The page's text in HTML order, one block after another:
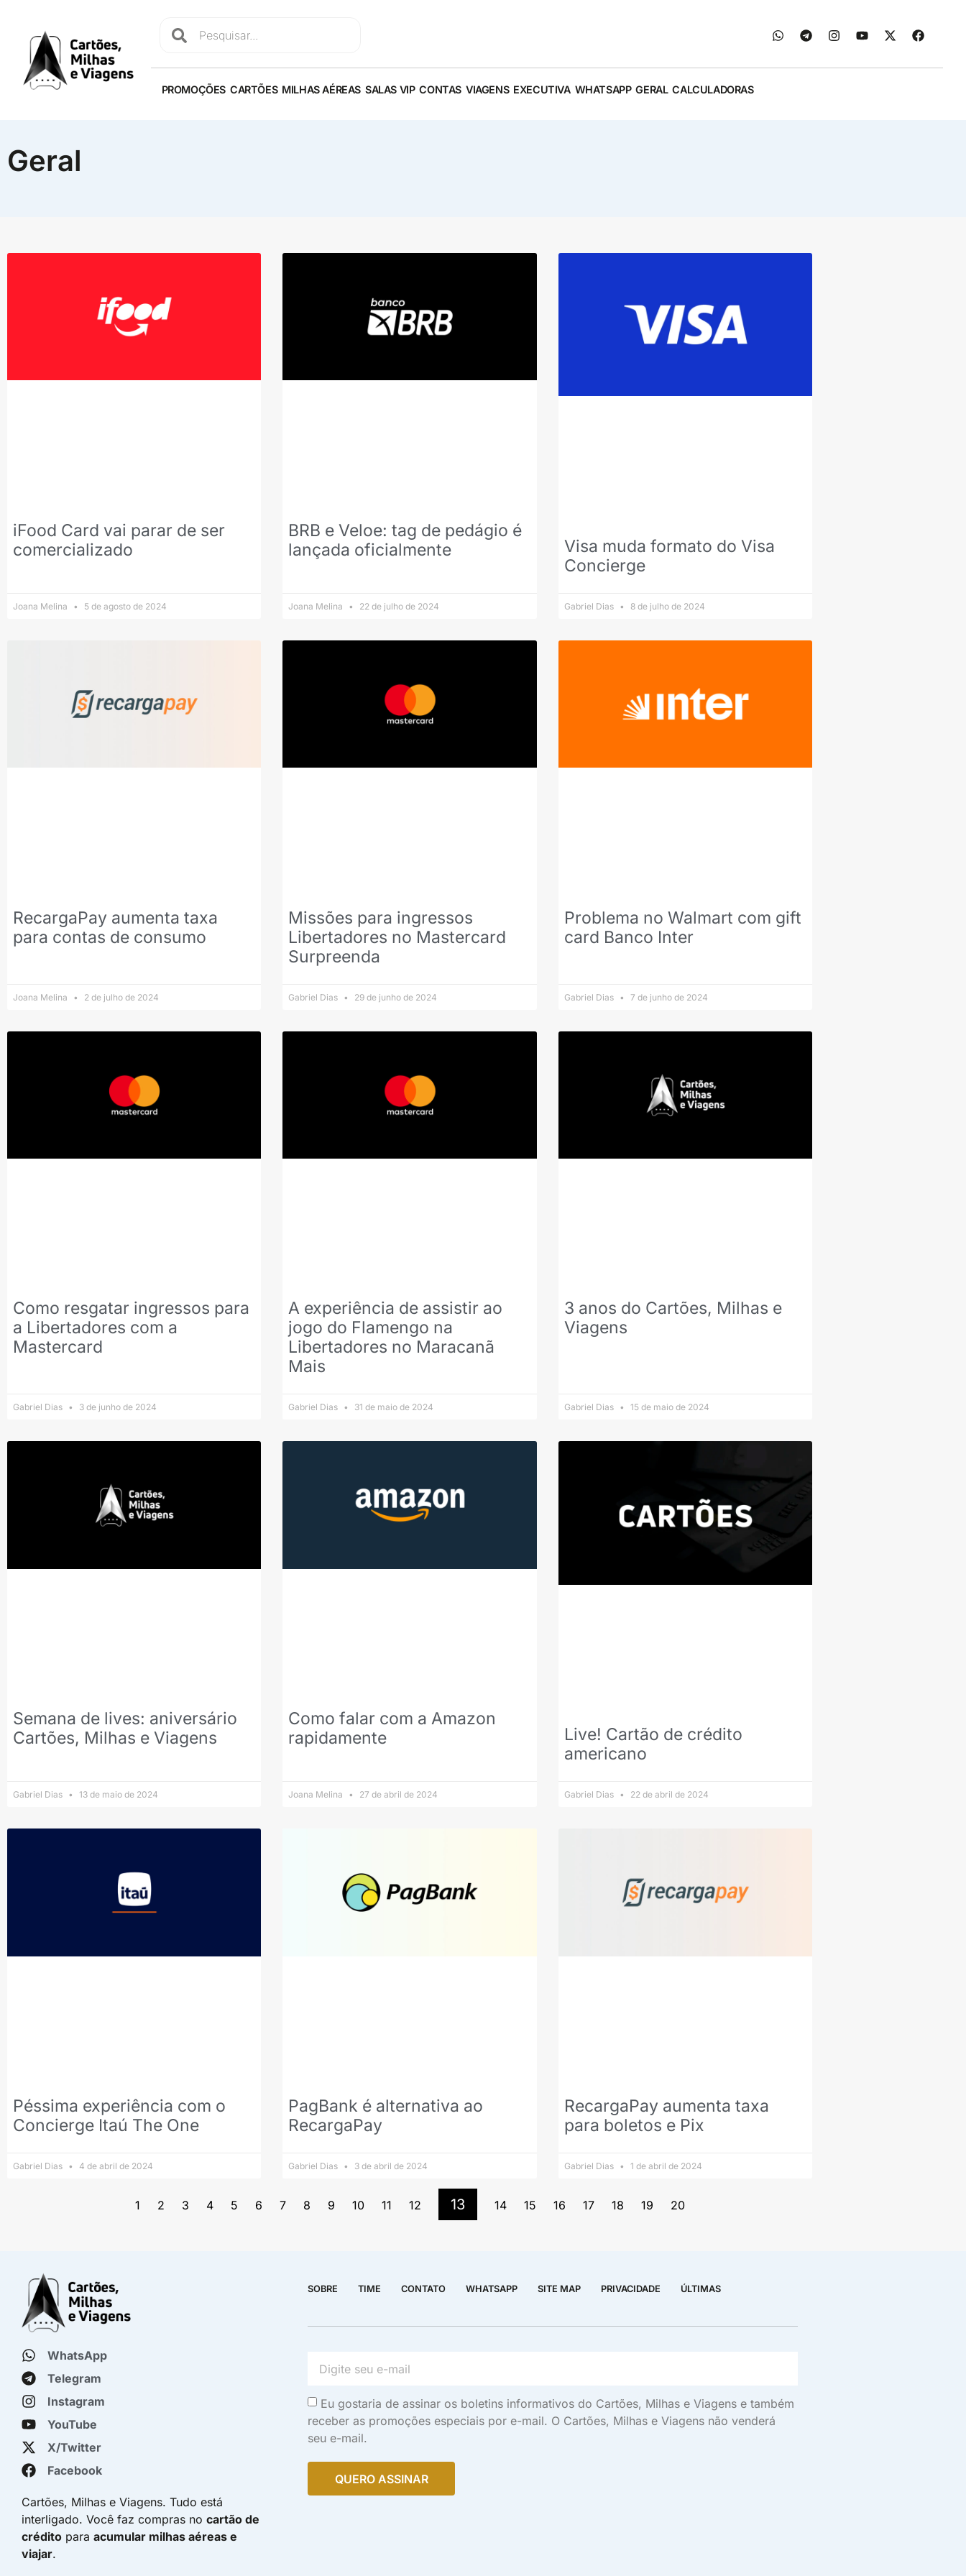
PROMOÇÕES CARTÕES MILHAS AÉREAS SALAS VIP CONTAS VIAGENS EXECUTIVA WHATSAPP GERAL CALCULADORAS
Geral
iFood Card vai parar de ser
comercializado
Joana Melina 5 de agosto de 2024
BRB e Veloe: tag de pedágio é
lançada oficialmente
Joana Melina 22 de julho de 2024
Visa muda formato do Visa
Concierge
Gabriel Dias 8 de julho de 2024
RecargaPay aumenta taxa
para contas de consumo
Joana Melina 2 de julho de 2024
Missões para ingressos
Libertadores no Mastercard
Surpreenda
Gabriel Dias 29 de junho de 2024
Problema no Walmart com gift
card Banco Inter
Gabriel Dias 7 de junho de 2024
Como resgatar ingressos para
a Libertadores com a
Mastercard
Gabriel Dias 3 de junho de 2024
A experiência de assistir ao
jogo do Flamengo na
Libertadores no Maracanã
Mais
Gabriel Dias 31 de maio de 2024
3 anos do Cartões, Milhas e
Viagens
Gabriel Dias 15 de maio de 2024
Semana de lives: aniversário
Cartões, Milhas e Viagens
Gabriel Dias 13 de maio de 2024
Como falar com a Amazon
rapidamente
Joana Melina 27 de abril de 2024
Live! Cartão de crédito
americano
Gabriel Dias 22 de abril de 2024
Péssima experiência com o
Concierge Itaú The One
Gabriel Dias 4 de abril de 2024
PagBank é alternativa ao
RecargaPay
Gabriel Dias 3 de abril de 2024
RecargaPay aumenta taxa
para boletos e Pix
Gabriel Dias 1 de abril de 2024
1 2 3 4 5 6 7 8 9 10 11 12 13 14 15 16 17 18 19 20
WhatsApp
Telegram
Instagram
YouTube
X/Twitter
Facebook
Cartões, Milhas e Viagens. Tudo está
interligado. Você faz compras no cartão de
crédito para acumular milhas aéreas e
viajar.
SOBRE TIME CONTATO WHATSAPP SITE MAP PRIVACIDADE ÚLTIMAS
Eu gostaria de assinar os boletins informativos do Cartões, Milhas e Viagens e também
receber as promoções especiais por e-mail. O Cartões, Milhas e Viagens não venderá
seu e-mail.
QUERO ASSINAR